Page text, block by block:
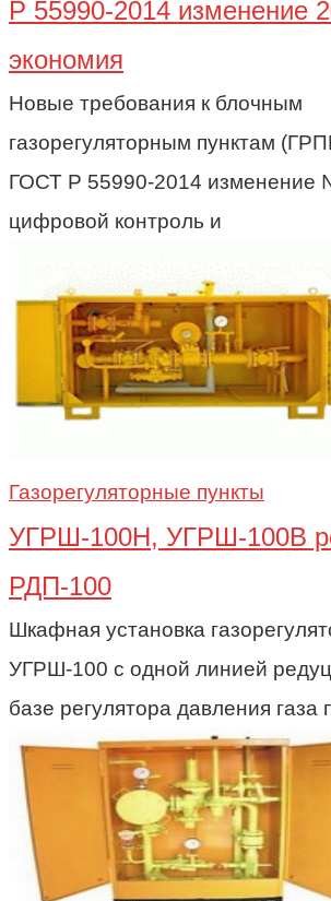
Р 55990-2014 изменение
экономия
Новые требования к блочным
газорегуляторным пунктам
ГОСТ Р 55990-2014 изменение
цифровой контроль и
Газорегуляторные пункты
УГРШ-100Н, УГРШ-100В
РДП-100
Шкафная установка
УГРШ-100 с одной линией
базе регулятора давления газа